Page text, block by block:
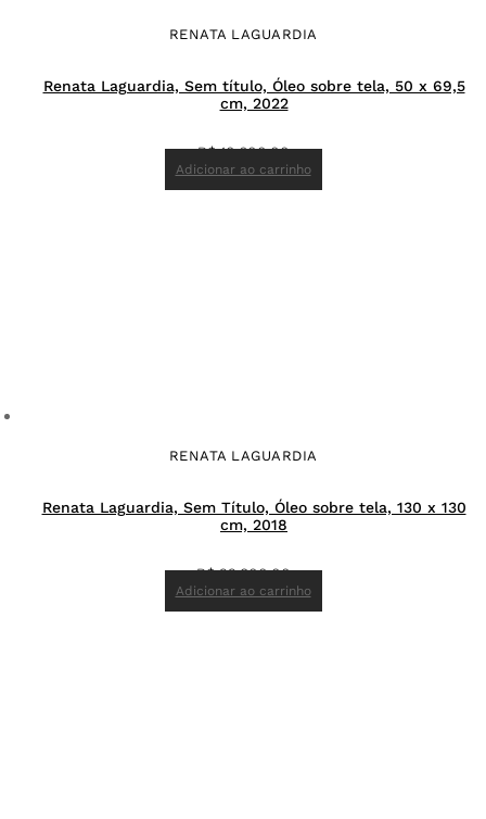
RENATA LAGUARDIA
Renata Laguardia, Sem título, Óleo sobre tela, 50 x 69,5
cm, 2022
R$10.600,00
Adicionar ao carrinho
RENATA LAGUARDIA
Renata Laguardia, Sem Título, Óleo sobre tela, 130 x 130
cm, 2018
R$22.800,00
Adicionar ao carrinho